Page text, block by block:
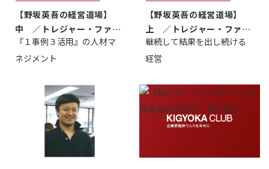
【野坂英吾の経営道場】
中 ／トレジャー・ファク
トリー社長野坂...
『１事例３活用』の人材マ
ネジメント
【野坂英吾の経営道場】
上 ／トレジャー・ファク
トリー社長野坂...
継続して結果を出し続ける
経営